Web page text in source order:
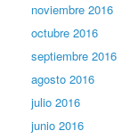
noviembre 2016
octubre 2016
septiembre 2016
agosto 2016
julio 2016
junio 2016